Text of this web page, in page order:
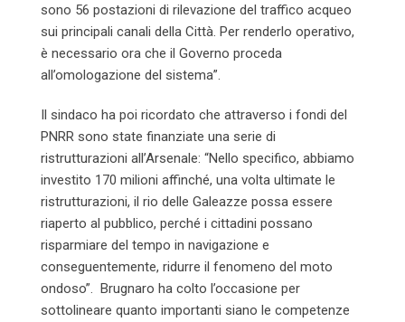
sono 56 postazioni di rilevazione del traffico acqueo
sui principali canali della Città. Per renderlo operativo,
è necessario ora che il Governo proceda
all’omologazione del sistema”.
Il sindaco ha poi ricordato che attraverso i fondi del
PNRR sono state finanziate una serie di
ristrutturazioni all’Arsenale: “Nello specifico, abbiamo
investito 170 milioni affinché, una volta ultimate le
ristrutturazioni, il rio delle Galeazze possa essere
riaperto al pubblico, perché i cittadini possano
risparmiare del tempo in navigazione e
conseguentemente, ridurre il fenomeno del moto
ondoso”. Brugnaro ha colto l’occasione per
sottolineare quanto importanti siano le competenze